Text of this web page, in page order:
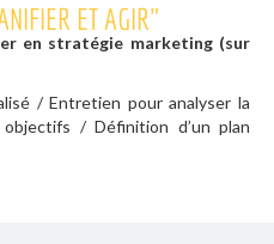
ET AGIR"
en stratégie marketing (sur
/ Entretien pour analyser la
/ Définition d’un plan